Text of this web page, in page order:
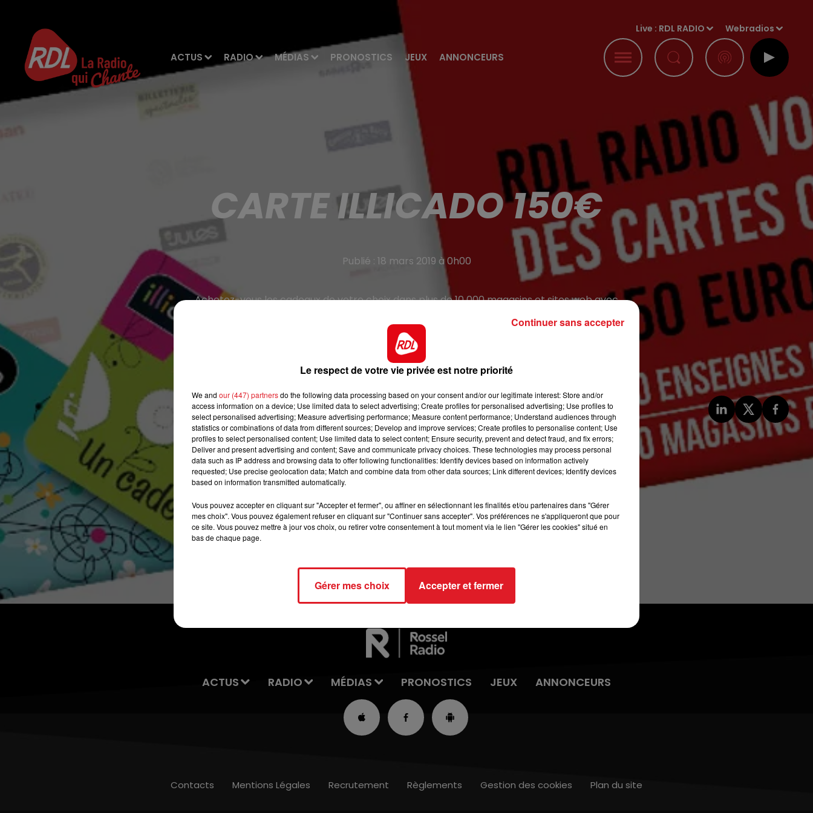
ACTUS RADIO MÉDIAS PRONOSTICS JEUX ANNONCEURS
Live : RDL RADIO Webradios
13h00 - 16h00
LES APRÈS-MIDI QUI CHANTENT LE JUKEBOX RDL
CARTE ILLICADO 150€
Publié : 18 mars 2019 à 0h00
Achetez-vous les cadeaux de votre choix dans plus de 10 000 magasins et sites web avec
Inscrivez-vous afin de participer au tirage au sort .
Le gagnant sera contacté par téléphone.
Bonne chance.
Le jeu est terminé
ACTUS RADIO MÉDIAS PRONOSTICS JEUX ANNONCEURS
Contacts Mentions Légales Recrutement Règlements Gestion des cookies Plan du site
Le respect de votre vie privée est notre priorité
We and our (447) partnersdo the following data processing based on your consent and/or our legitimate interest: Store and/or
access information on a device; Use limited data to select advertising; Create profiles for personalised advertising; Use profiles to
select personalised advertising; Measure advertising performance; Measure content performance; Understand audiences through
statistics or combinations of data from different sources; Develop and improve services; Create profiles to personalise content; Use
profiles to select personalised content; Use limited data to select content; Ensure security, prevent and detect fraud, and fix errors;
Deliver and present advertising and content; Save and communicate privacy choices. These technologies may process personal
data such as IP address and browsing data to offer following functionalities: Identify devices based on information actively
requested; Use precise geolocation data; Match and combine data from other data sources; Link different devices; Identify devices
based on information transmitted automatically.
Vous pouvez accepter en cliquant sur "Accepter et fermer", ou affiner en sélectionnant les finalités et/ou partenaires dans "Gérer
mes choix". Vous pouvez également refuser en cliquant sur "Continuer sans accepter". Vos préférences ne s'appliqueront que pour
ce site. Vous pouvez mettre à jour vos choix, ou retirer votre consentement à tout moment via le lien "Gérer les cookies" situé en
bas de chaque page.
Gérer mes choix Accepter et fermer
Continuer sans accepter